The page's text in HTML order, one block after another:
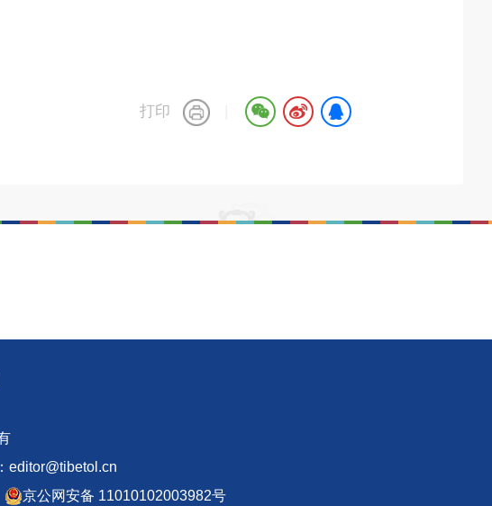
打印
editor@tibetol.cn
京公网安备 11010102003982号